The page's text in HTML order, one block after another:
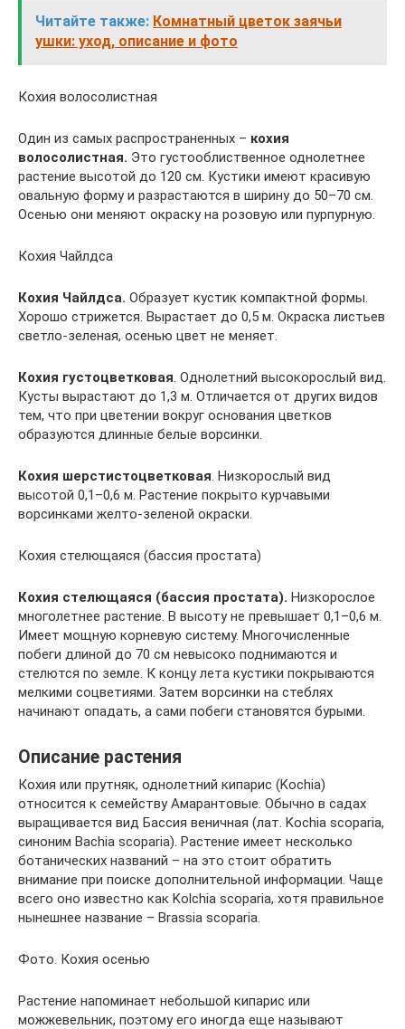
Читайте также: Комнатный цветок заячьи
ушки: уход, описание и фото
Кохия волосолистная
Один из самых распространенных – кохия
волосолистная. Это густооблиственное однолетнее
растение высотой до 120 см. Кустики имеют красивую
овальную форму и разрастаются в ширину до 50–70 см.
Осенью они меняют окраску на розовую или пурпурную.
Кохия Чайлдса
Кохия Чайлдса. Образует кустик компактной формы.
Хорошо стрижется. Вырастает до 0,5 м. Окраска листьев
светло-зеленая, осенью цвет не меняет.
Кохия густоцветковая. Однолетний высокорослый вид.
Кусты вырастают до 1,3 м. Отличается от других видов
тем, что при цветении вокруг основания цветков
образуются длинные белые ворсинки.
Кохия шерстистоцветковая. Низкорослый вид
высотой 0,1–0,6 м. Растение покрыто курчавыми
ворсинками желто-зеленой окраски.
Кохия стелющаяся (бассия простата)
Кохия стелющаяся (бассия простата). Низкорослое
многолетнее растение. В высоту не превышает 0,1–0,6 м.
Имеет мощную корневую систему. Многочисленные
побеги длиной до 70 см невысоко поднимаются и
стелются по земле. К концу лета кустики покрываются
мелкими соцветиями. Затем ворсинки на стеблях
начинают опадать, а сами побеги становятся бурыми.
Описание растения
Кохия или прутняк, однолетний кипарис (Kochia)
относится к семейству Амарантовые. Обычно в садах
выращивается вид Бассия веничная (лат. Kochia scoparia,
синоним Bachia scoparia). Растение имеет несколько
ботанических названий – на это стоит обратить
внимание при поиске дополнительной информации. Чаще
всего оно известно как Kolchia scoparia, хотя правильное
нынешнее название – Brassia scoparia.
Фото. Кохия осенью
Растение напоминает небольшой кипарис или
можжевельник, поэтому его иногда еще называют